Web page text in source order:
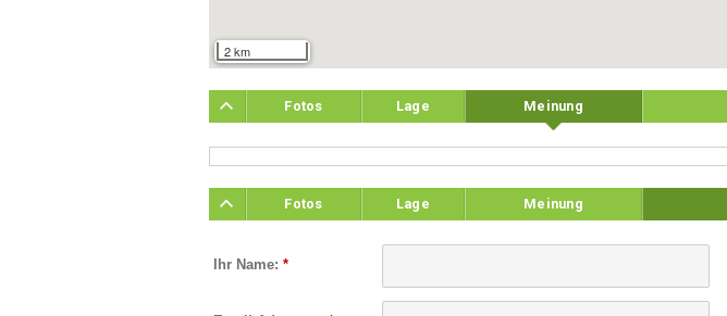
2 km
Fotos Lage Meinung
Fotos Lage Meinung
Ihr Name: *